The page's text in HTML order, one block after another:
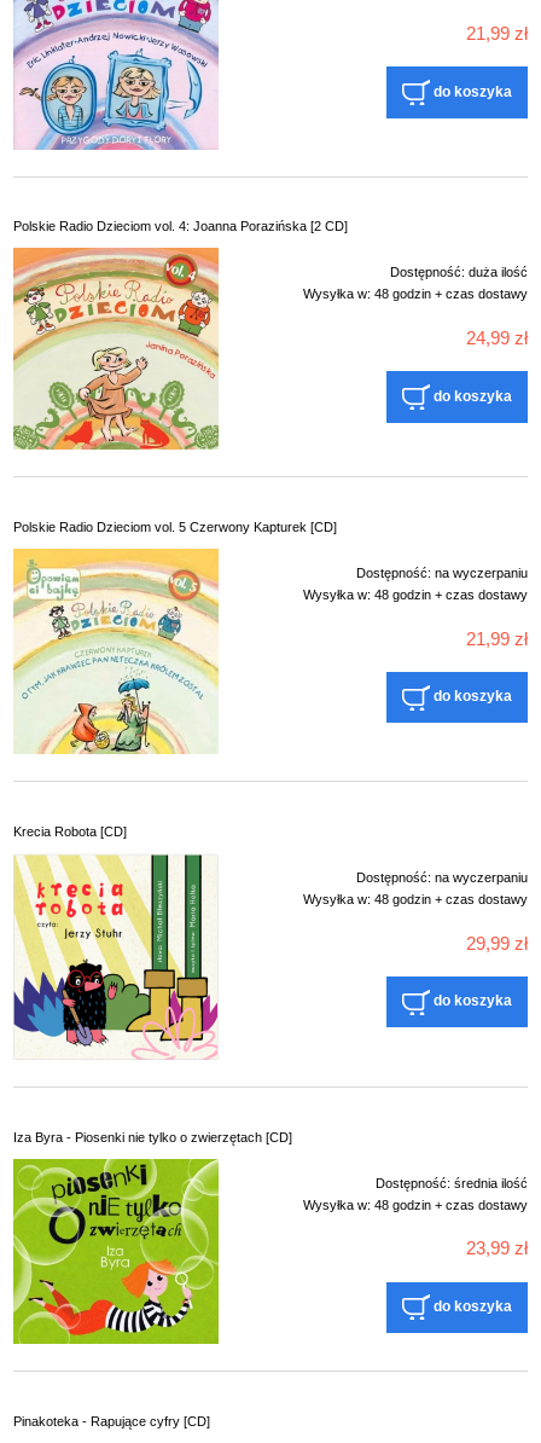
21,99 zł
do koszyka
Polskie Radio Dzieciom vol. 4: Joanna Porazińska [2 CD]
Dostępność: duża ilość
Wysyłka w: 48 godzin + czas dostawy
24,99 zł
do koszyka
Polskie Radio Dzieciom vol. 5 Czerwony Kapturek [CD]
Dostępność: na wyczerpaniu
Wysyłka w: 48 godzin + czas dostawy
21,99 zł
do koszyka
Krecia Robota [CD]
Dostępność: na wyczerpaniu
Wysyłka w: 48 godzin + czas dostawy
29,99 zł
do koszyka
Iza Byra - Piosenki nie tylko o zwierzętach [CD]
Dostępność: średnia ilość
Wysyłka w: 48 godzin + czas dostawy
23,99 zł
do koszyka
Pinakoteka - Rapujące cyfry [CD]